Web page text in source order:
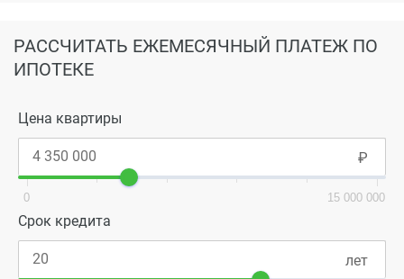
РАССЧИТАТЬ ЕЖЕМЕСЯЧНЫЙ ПЛАТЕЖ ПО
ИПОТЕКЕ
Цена квартиры
0 15 000 000
Срок кредита